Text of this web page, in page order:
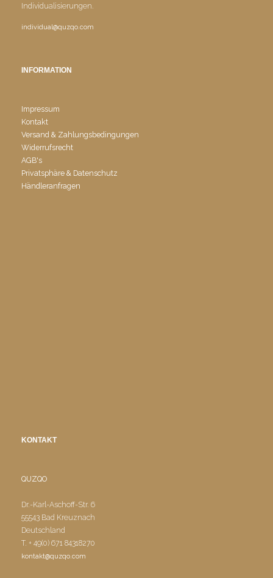
Individualisierungen.
individual@quzqo.com
INFORMATION
Impressum
Kontakt
Versand & Zahlungsbedingungen
Widerrufsrecht
AGB's
Privatsphäre & Datenschutz
Händleranfragen
KONTAKT
QUZQO
Dr.-Karl-Aschoff-Str. 6
55543 Bad Kreuznach
Deutschland
T. + 49(0) 671 84318270
kontakt@quzqo.com